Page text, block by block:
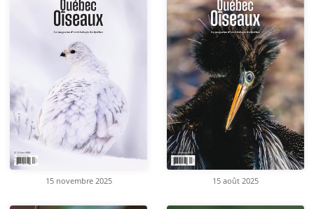
15 novembre 2025 15 août 2025